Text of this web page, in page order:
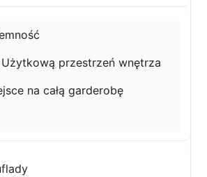
Użytkową przestrzeń wnętrza
na całą garderobę